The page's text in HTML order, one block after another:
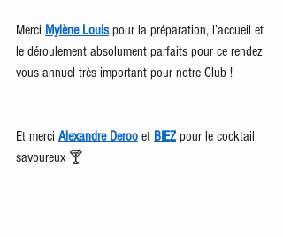
Merci Mylène Louis pour la préparation, l’accueil et
le déroulement absolument parfaits pour ce rendez
vous annuel très important pour notre Club !
Et merci Alexandre Deroo et BIEZ pour le cocktail
savoureux 🍸